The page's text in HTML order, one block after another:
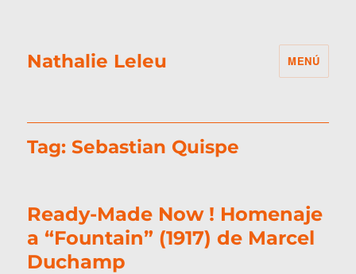
Nathalie Leleu MENÚ
Tag:Sebastian Quispe
Ready-Made Now ! Homenaje
a “Fountain” (1917) de Marcel
Duchamp